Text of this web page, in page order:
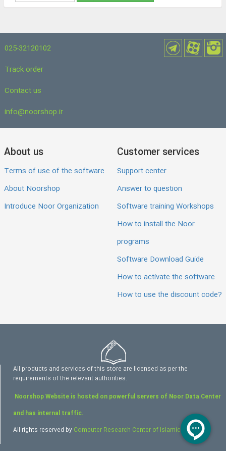
025-32120102
Track order
Contact us
info@noorshop.ir
About us
Terms of use of the software
About Noorshop
Introduce Noor Organization
Customer services
Support center
Answer to question
Software training Workshops
How to install the Noor
programs
Software Download Guide
How to activate the software
How to use the discount code?
All products and services of this store are licensed as per the
requirements of the relevant authorities.
Noorshop Website is hosted on powerful servers of Noor Data Center
and has internal traffic.
All rights reserved by Computer Research Center of Islamic Sciences